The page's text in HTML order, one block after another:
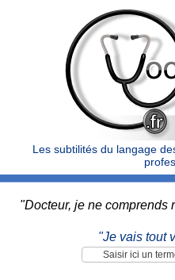
Les subtilités du langage
"Docteur, je ne comprends
"Je vais tout